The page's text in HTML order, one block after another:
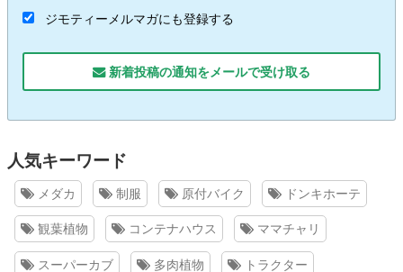
ジモティーメルマガにも登録する
新着投稿の通知をメールで受け取る
人気キーワード
メダカ 制服 原付バイク ドンキホーテ
観葉植物 コンテナハウス ママチャリ
スーパーカブ 多肉植物 トラクター